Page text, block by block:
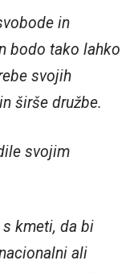
in
bodo tako lahko
svojih
širše družbe.
svojim
kmeti, da bi
ali